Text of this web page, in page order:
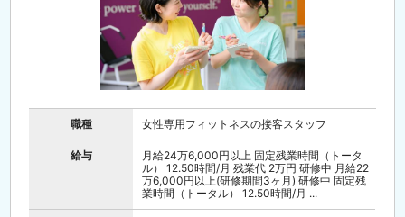
職種 女性専用フィットネスの接客スタッフ
給与
月給24万6,000円以上 固定残業時間（トータ
ル） 12.50時間/月 残業代 2万円 研修中 月給22
万6,000円以上(研修期間3ヶ月) 研修中 固定残
業時間（トータル） 12.50時間/月 ...